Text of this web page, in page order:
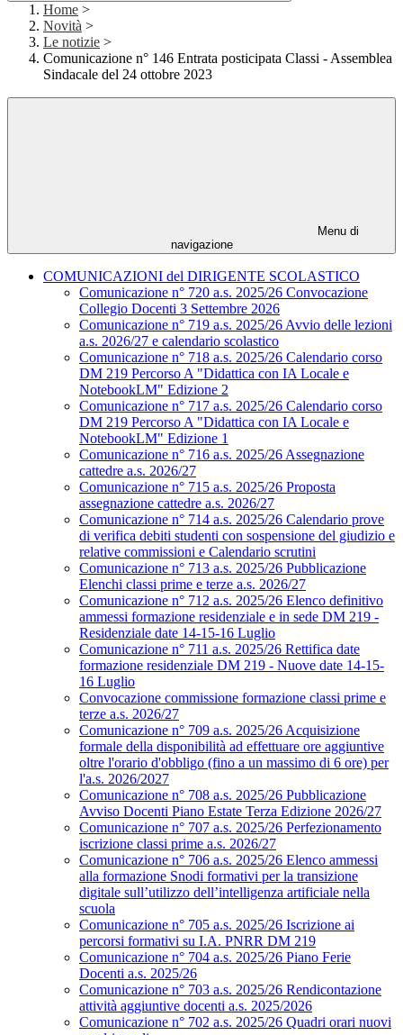
Home >
Novità >
Le notizie >
Comunicazione n° 146 Entrata posticipata Classi - Assemblea
Sindacale del 24 ottobre 2023
Menu di
navigazione
COMUNICAZIONI del DIRIGENTE SCOLASTICO
Comunicazione n° 720 a.s. 2025/26 Convocazione
Collegio Docenti 3 Settembre 2026
Comunicazione n° 719 a.s. 2025/26 Avvio delle lezioni
a.s. 2026/27 e calendario scolastico
Comunicazione n° 718 a.s. 2025/26 Calendario corso
DM 219 Percorso A "Didattica con IA Locale e
NotebookLM" Edizione 2
Comunicazione n° 717 a.s. 2025/26 Calendario corso
DM 219 Percorso A "Didattica con IA Locale e
NotebookLM" Edizione 1
Comunicazione n° 716 a.s. 2025/26 Assegnazione
cattedre a.s. 2026/27
Comunicazione n° 715 a.s. 2025/26 Proposta
assegnazione cattedre a.s. 2026/27
Comunicazione n° 714 a.s. 2025/26 Calendario prove
di verifica debiti studenti con sospensione del giudizio e
relative commissioni e Calendario scrutini
Comunicazione n° 713 a.s. 2025/26 Pubblicazione
Elenchi classi prime e terze a.s. 2026/27
Comunicazione n° 712 a.s. 2025/26 Elenco definitivo
ammessi formazione residenziale e in sede DM 219 -
Residenziale date 14-15-16 Luglio
Comunicazione n° 711 a.s. 2025/26 Rettifica date
formazione residenziale DM 219 - Nuove date 14-15-
16 Luglio
Convocazione commissione formazione classi prime e
terze a.s. 2026/27
Comunicazione n° 709 a.s. 2025/26 Acquisizione
formale della disponibilità ad effettuare ore aggiuntive
oltre l'orario d'obbligo (fino a un massimo di 6 ore) per
l'a.s. 2026/2027
Comunicazione n° 708 a.s. 2025/26 Pubblicazione
Avviso Docenti Piano Estate Terza Edizione 2026/27
Comunicazione n° 707 a.s. 2025/26 Perfezionamento
iscrizione classi prime a.s. 2026/27
Comunicazione n° 706 a.s. 2025/26 Elenco ammessi
alla formazione Snodi formativi per la transizione
digitale sull’utilizzo dell’intelligenza artificiale nella
scuola
Comunicazione n° 705 a.s. 2025/26 Iscrizione ai
percorsi formativi su I.A. PNRR DM 219
Comunicazione n° 704 a.s. 2025/26 Piano Ferie
Docenti a.s. 2025/26
Comunicazione n° 703 a.s. 2025/26 Rendicontazione
attività aggiuntive docenti a.s. 2025/2026
Comunicazione n° 702 a.s. 2025/26 Quadri orari nuovi